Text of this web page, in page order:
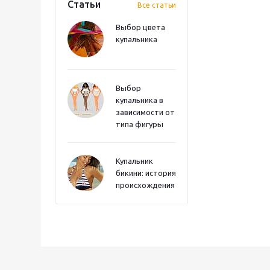
Статьи Все статьи
Выбор цвета
купальника
Выбор
купальника в
зависимости от
типа фигуры
Купальник
бикини: история
происхождения